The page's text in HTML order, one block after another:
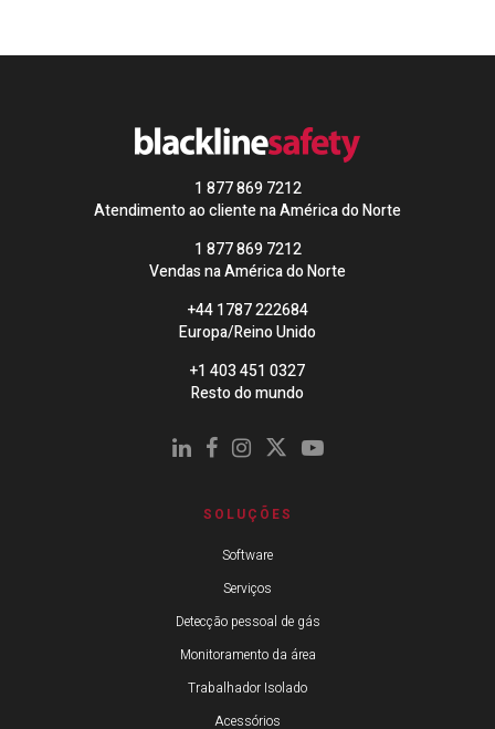
1 877 869 7212
Atendimento ao cliente na América do Norte
1 877 869 7212
Vendas na América do Norte
+44 1787 222684
Europa/Reino Unido
+1 403 451 0327
Resto do mundo
SOLUÇÕES
Software
Serviços
Detecção pessoal de gás
Monitoramento da área
Trabalhador Isolado
Acessórios